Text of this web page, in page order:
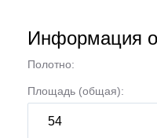
Информация о
Полотно:
Площадь (общая):